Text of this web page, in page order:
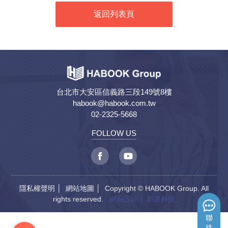
返回列表頁
聯
台北市大安區信義路三段149號8樓
habook@habook.com.tw
02-2325-5668
FOLLOW US
隱私權聲明 網站地圖
│ Copyright © HABOOK Group. All
rights reserved. 網頁設計 │ 鉅潞科技